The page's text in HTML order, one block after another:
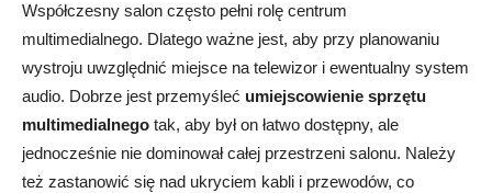
Współczesny salon często pełni rolę centrum
multimedialnego. Dlatego ważne jest, aby przy planowaniu
wystroju uwzględnić miejsce na telewizor i ewentualny system
audio. Dobrze jest przemyśleć umiejscowienie sprzętu
multimedialnego tak, aby był on łatwo dostępny, ale
jednocześnie nie dominował całej przestrzeni salonu. Należy
też zastanowić się nad ukryciem kabli i przewodów, co